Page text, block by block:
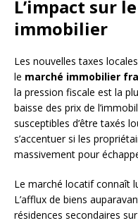
L’impact sur
immobilier
Les nouvelles taxes
le marché immobilier
la pression fiscale est la
baisse des prix de
susceptibles d’être taxés
s’accentuer si les
massivement pour
Le marché locatif connaît
L’afflux de biens
résidences secondaires